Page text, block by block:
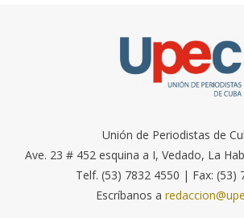
Unión de Periodistas de
Ave. 23 # 452 esquina a I, Vedado, La
Telf. (53) 7832 4550 | Fax: (53)
Escríbanos a